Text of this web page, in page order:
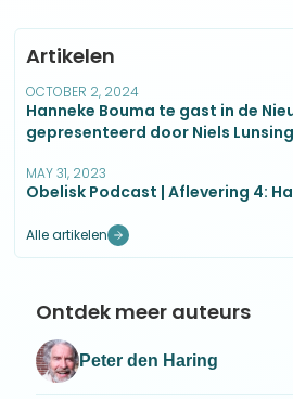
Artikelen
OCTOBER 2, 2024
Hanneke Bouma te gast in de
gepresenteerd door Niels Lunsing
MAY 31, 2023
Obelisk Podcast | Aflevering 4:
Alle artikelen
Ontdek meer auteurs
Peter den Haring